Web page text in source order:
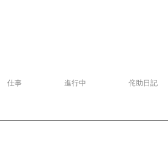
仕事 進行中 侘助日記